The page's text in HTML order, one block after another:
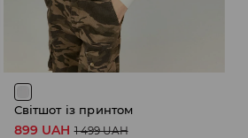
Світшот із принтом
899 UAH 1 499 UAH